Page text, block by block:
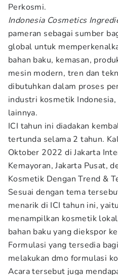
Perkosmi.
Indonesia Cosmetics
pameran sebagai sumber
global untuk
bahan baku, kemasan,
mesin modern, tren dan
dibutuhkan dalam proses
industri kosmetik
lainnya.
ICI tahun ini diadakan
tertunda selama 2 tahun.
Oktober 2022 di Jakarta
Kemayoran, Jakarta Pusat,
Kosmetik Dengan Trend &
Sesuai dengan tema
menarik di ICI tahun ini,
menampilkan kosmetik
bahan baku yang diekspor
Formulasi yang tersedia bagi
melakukan dmo formulasi
Acara tersebut juga